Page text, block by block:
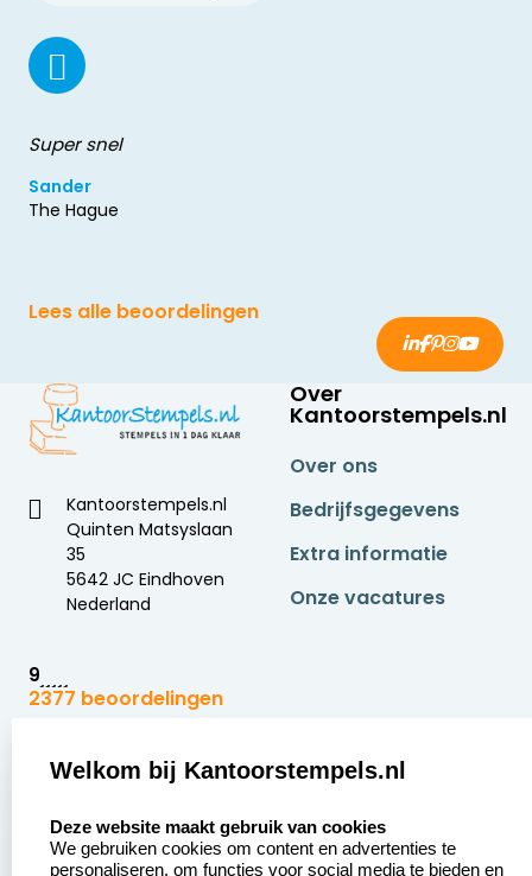
Super snel
Sander
The Hague
Lees alle beoordelingen
Kantoorstempels.nl
Quinten Matsyslaan
35
5642 JC Eindhoven
Nederland
9
2377 beoordelingen
Over
Kantoorstempels.nl
Over ons
Bedrijfsgegevens
Extra informatie
Onze vacatures
Zakelijk:
Aanvraag op maat
Betaling &
Klantenservice:
Contact opnemen
Veel gestelde vragen
Welkom bij Kantoorstempels.nl
Deze website maakt gebruik van cookies
We gebruiken cookies om content en advertenties te
personaliseren, om functies voor social media te bieden en